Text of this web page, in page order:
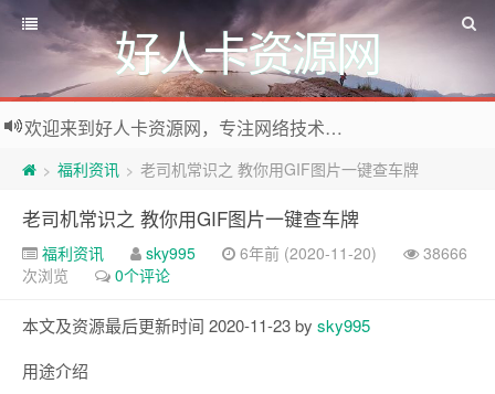
好人卡资源网
欢迎来到好人卡资源网，专注网络技术资源收集，我们不仅是网络资源的搬运工，也生产原创资源。寻找资源请留言或关注公众号:烈日下的男人
> 福利资讯 > 老司机常识之 教你用GIF图片一键查车牌
老司机常识之 教你用GIF图片一键查车牌
福利资讯 sky995 6年前 (2020-11-20)
38666
次浏览
0个评论
本文及资源最后更新时间 2020-11-23 by sky995
用途介绍